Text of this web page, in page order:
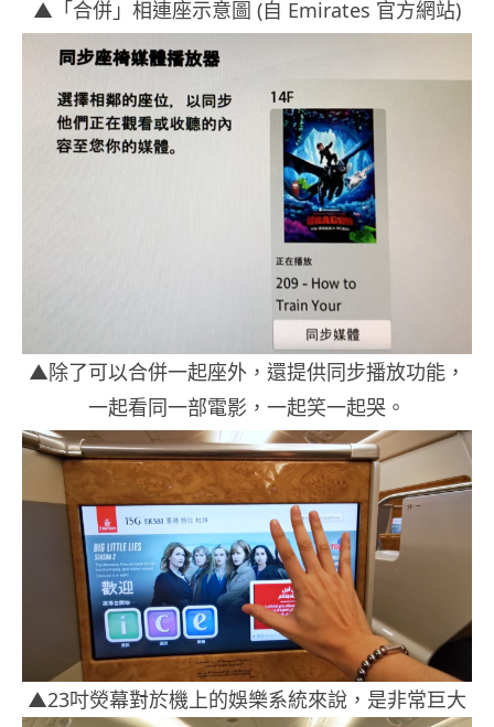
▲「合併」相連座示意圖 (自 Emirates 官方網站)
▲除了可以合併一起座外，還提供同步播放功能，
一起看同一部電影，一起笑一起哭。
▲23吋熒幕對於機上的娛樂系統來說，是非常巨大